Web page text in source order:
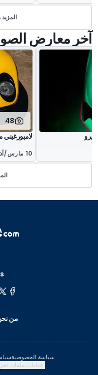
آخر معارض
48
لامبورغيني
10 مارس/آذار
من
سياسة الخصوصية
إعدادات ملفات